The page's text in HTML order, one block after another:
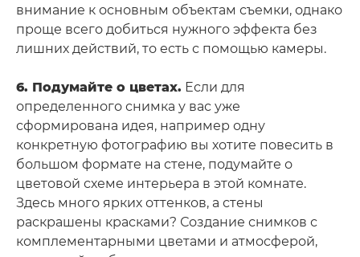
внимание к основным объектам съемки, однако
проще всего добиться нужного эффекта без
лишних действий, то есть с помощью камеры.
6. Подумайте о цветах. Если для
определенного снимка у вас уже
сформирована идея, например одну
конкретную фотографию вы хотите повесить в
большом формате на стене, подумайте о
цветовой схеме интерьера в этой комнате.
Здесь много ярких оттенков, а стены
раскрашены красками? Создание снимков с
комплементарными цветами и атмосферой,